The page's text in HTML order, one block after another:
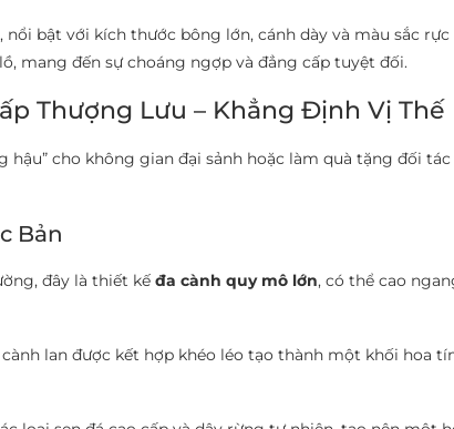
nổi bật với kích thước bông lớn, cánh dày và màu sắc rực
mang đến sự choáng ngợp và đẳng cấp tuyệt đối.
Thượng Lưu – Khẳng Định Vị Thế
cho không gian đại sảnh hoặc làm quà tặng đối
Bản
đây là thiết kế đa cành quy mô lớn, có thể cao
lan được kết hợp khéo léo tạo thành một khối hoa